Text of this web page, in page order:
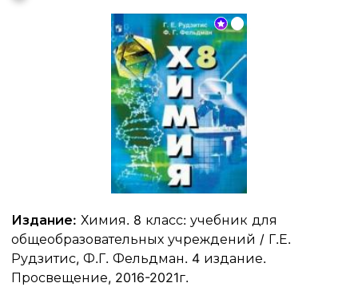
Издание: Химия. 8 класс: учебник для
общеобразовательных учреждений / Г.Е.
Рудзитис, Ф.Г. Фельдман. 4 издание.
Просвещение, 2016-2021г.